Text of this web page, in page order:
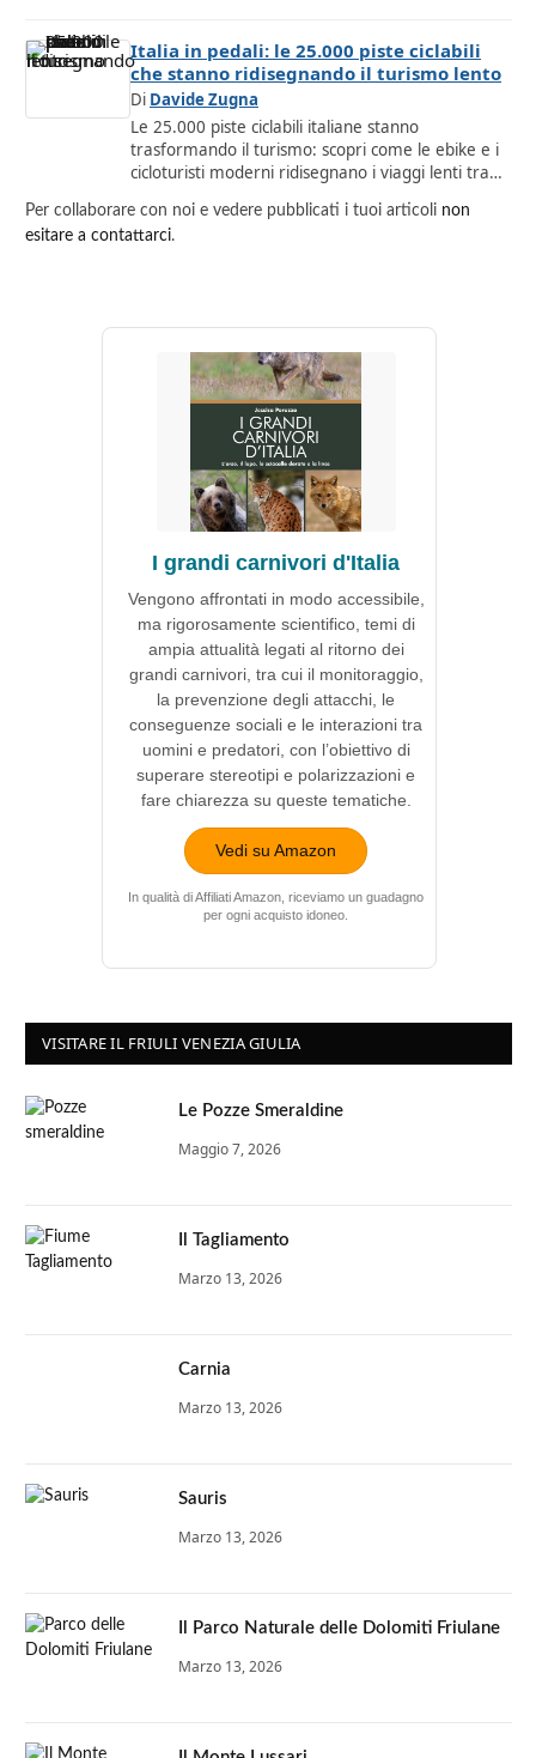
Italia in pedali: le 25.000 piste ciclabili
che stanno ridisegnando il turismo lento
Di Davide Zugna
Le 25.000 piste ciclabili italiane stanno
trasformando il turismo: scopri come le ebike e i
cicloturisti moderni ridisegnano i viaggi lenti tra…
Per collaborare con noi e vedere pubblicati i tuoi articoli non
esitare a contattarci.
I grandi carnivori d'Italia
Vengono affrontati in modo accessibile,
ma rigorosamente scientifico, temi di
ampia attualità legati al ritorno dei
grandi carnivori, tra cui il monitoraggio,
la prevenzione degli attacchi, le
conseguenze sociali e le interazioni tra
uomini e predatori, con l’obiettivo di
superare stereotipi e polarizzazioni e
fare chiarezza su queste tematiche.
Vedi su Amazon
In qualità di Affiliati Amazon, riceviamo un guadagno
per ogni acquisto idoneo.
VISITARE IL FRIULI VENEZIA GIULIA
Le Pozze Smeraldine
Maggio 7, 2026
Il Tagliamento
Marzo 13, 2026
Carnia
Marzo 13, 2026
Sauris
Marzo 13, 2026
Il Parco Naturale delle Dolomiti Friulane
Marzo 13, 2026